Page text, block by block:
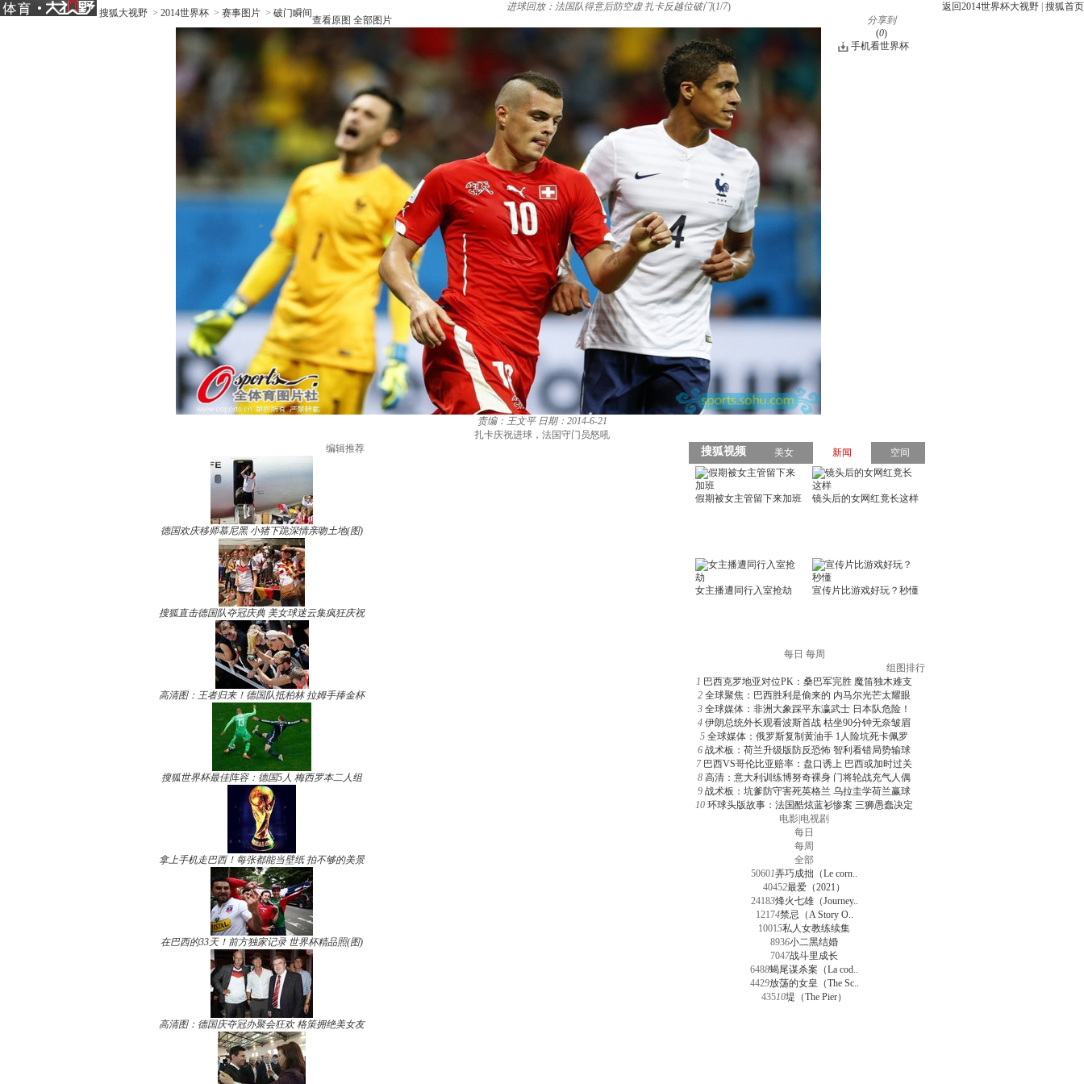
搜狐大视野 > 2014世界杯 > 赛事图片 > 破门瞬间
返回2014世界杯大视野 搜狐首页
进球回放：法国队得意后防空虚 扎卡反越位破门(1/7)
查看原图 全部图片
分享到
(0)
手机看世界杯
责编：王文平 日期：2014-6-21
扎卡庆祝进球，法国守门员怒吼
编辑推荐
德国欢庆移师慕尼黑 小猪下跪深情亲吻土地(图)
搜狐直击德国队夺冠庆典 美女球迷云集疯狂庆祝
高清图：王者归来！德国队抵柏林 拉姆手捧金杯
搜狐世界杯最佳阵容：德国5人 梅西罗本二人组
拿上手机走巴西！每张都能当壁纸 拍不够的美景
在巴西的33天！前方独家记录 世界杯精品照(图)
高清图：德国庆夺冠办聚会狂欢 格策拥绝美女友
每日 每周
组图排行
1 巴西克罗地亚对位PK：桑巴军完胜 魔笛独木难支
2 全球聚焦：巴西胜利是偷来的 内马尔光芒太耀眼
3 全球媒体：非洲大象踩平东瀛武士 日本队危险！
4 伊朗总统外长观看波斯首战 枯坐90分钟无奈皱眉
5 全球媒体：俄罗斯复制黄油手 1人险坑死卡佩罗
6 战术板：荷兰升级版防反恐怖 智利看错局势输球
7 巴西VS哥伦比亚赔率：盘口诱上 巴西或加时过关
8 高清：意大利训练博努奇裸身 门将轮战充气人偶
9 战术板：坑爹防守害死英格兰 乌拉圭学荷兰赢球
10 环球头版故事：法国酷炫蓝衫惨案 三狮愚蠢决定
电影 电视剧
每日
每周
全部
50601弄巧成拙（Le corn..
40452最爱（2021）
24183烽火七雄（Journey..
12174禁忌（A Story O..
10015私人女教练续集
8936小二黑结婚
7047战斗里成长
6488蝎尾谋杀案（La cod..
4429放荡的女皇（The Sc..
43510堤（The Pier）